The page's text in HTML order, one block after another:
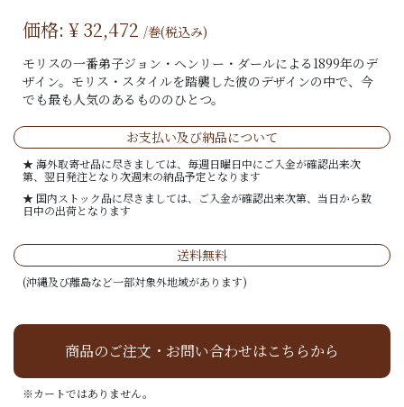
価格: ¥32,472 /巻(税込み)
モリスの一番弟子ジョン・ヘンリー・ダールによる1899年のデ
ザイン。モリス・スタイルを踏襲した彼のデザインの中で、今
でも最も人気のあるもののひとつ。
お支払い及び納品について
★ 海外取寄せ品に尽きましては、毎週日曜日中にご入金が確認出来次
第、翌日発注となり次週末の納品予定となります
★ 国内ストック品に尽きましては、ご入金が確認出来次第、当日から数
日中の出荷となります
送料無料
(沖縄及び離島など一部対象外地域があります)
商品のご注文・お問い合わせはこちらから
※カートではありません。